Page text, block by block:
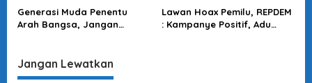
Hoax & Pencatutan!
Hitam & Komitmen Lawan
Hoaks
Generasi Muda Penentu
Arah Bangsa, Jangan
Masif di Pemilu 2024
Lawan Hoax Pemilu, REPDEM
: Kampanye Positif, Adu
Jangan Lewatkan